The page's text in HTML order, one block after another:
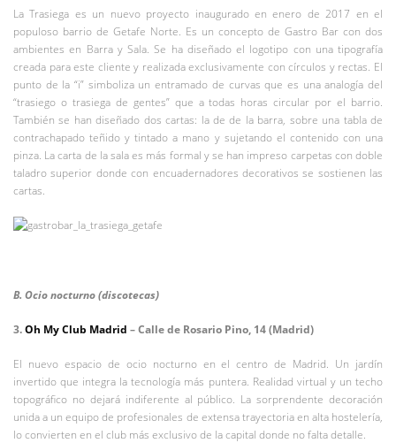
La Trasiega es un nuevo proyecto inaugurado en enero de 2017 en el
populoso barrio de Getafe Norte. Es un concepto de Gastro Bar con dos
ambientes en Barra y Sala. Se ha diseñado el logotipo con una tipografía
creada para este cliente y realizada exclusivamente con círculos y rectas. El
punto de la “i” simboliza un entramado de curvas que es una analogía del
“trasiego o trasiega de gentes” que a todas horas circular por el barrio.
También se han diseñado dos cartas: la de de la barra, sobre una tabla de
contrachapado teñido y tintado a mano y sujetando el contenido con una
pinza. La carta de la sala es más formal y se han impreso carpetas con doble
taladro superior donde con encuadernadores decorativos se sostienen las
cartas.
B. Ocio nocturno (discotecas)
3.Oh My Club Madrid – Calle de Rosario Pino, 14 (Madrid)
El nuevo espacio de ocio nocturno en el centro de Madrid. Un jardín
invertido que integra la tecnología más puntera. Realidad virtual y un techo
topográfico no dejará indiferente al público. La sorprendente decoración
unida a un equipo de profesionales de extensa trayectoria en alta hostelería,
lo convierten en el club más exclusivo de la capital donde no falta detalle.